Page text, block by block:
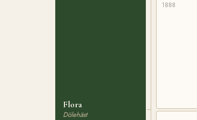
Flora
Dölehäst
1888